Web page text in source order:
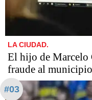
LA CIUDAD.
​​​​​El hijo de Marcelo
fraude al municipio
#03